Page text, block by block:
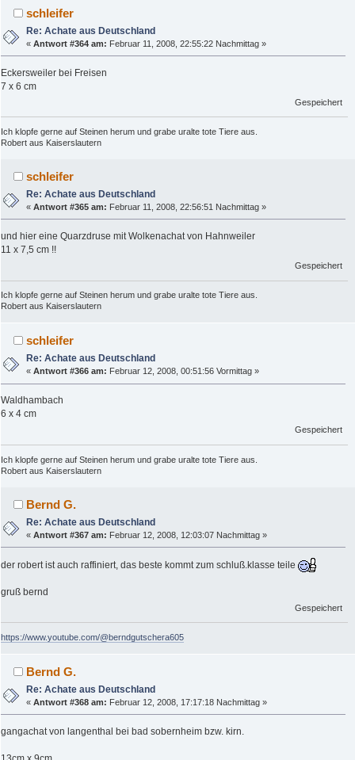
schleifer
Re: Achate aus Deutschland
«Antwort #364 am: Februar 11, 2008, 22:55:22 Nachmittag »
Eckersweiler bei Freisen
7 x 6 cm
Gespeichert
Ich klopfe gerne auf Steinen herum und grabe uralte tote Tiere aus.
Robert aus Kaiserslautern
schleifer
Re: Achate aus Deutschland
«Antwort #365 am: Februar 11, 2008, 22:56:51 Nachmittag »
und hier eine Quarzdruse mit Wolkenachat von Hahnweiler
11 x 7,5 cm !!
Gespeichert
Ich klopfe gerne auf Steinen herum und grabe uralte tote Tiere aus.
Robert aus Kaiserslautern
schleifer
Re: Achate aus Deutschland
«Antwort #366 am: Februar 12, 2008, 00:51:56 Vormittag »
Waldhambach
6 x 4 cm
Gespeichert
Ich klopfe gerne auf Steinen herum und grabe uralte tote Tiere aus.
Robert aus Kaiserslautern
Bernd G.
Re: Achate aus Deutschland
«Antwort #367 am: Februar 12, 2008, 12:03:07 Nachmittag »
der robert ist auch raffiniert, das beste kommt zum schluß.klasse teile
gruß bernd
Gespeichert
https://www.youtube.com/@berndgutschera605
Bernd G.
Re: Achate aus Deutschland
«Antwort #368 am: Februar 12, 2008, 17:17:18 Nachmittag »
gangachat von langenthal bei bad sobernheim bzw. kirn.